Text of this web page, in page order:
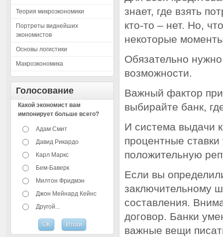
Теория микроэкономики
Портреты виднейших
экономистов
Основы логистики
Макроэкономика
Голосование
Какой экономист вам
импонирует больше всего?
Адам Смит
Давид Рикардо
Карл Маркс
Бем-Баверк
Милтон Фридмэн
Джон Мейнард Кейнс
Другой...
знает, где взять
кто-то – нет. Но,
некоторые
Обязательно
возможности.
Важный фактор
выбирайте банк,
И система выдачи
процентные
положительную
Если вы
заключительному
составления.
договор. Банки
важные вещи